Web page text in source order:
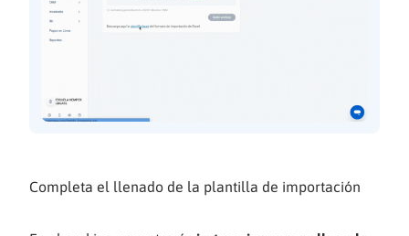
Completa el llenado de la plantilla de importación